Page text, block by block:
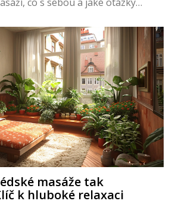
v závislosti na vašich
masáže tak
k hluboké relaxaci